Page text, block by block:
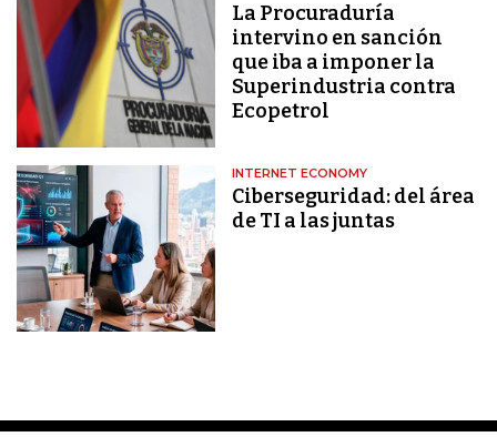
La Procuraduría
intervino en sanción
que iba a imponer la
Superindustria contra
Ecopetrol
INTERNET ECONOMY
Ciberseguridad: del área
de TI a las juntas